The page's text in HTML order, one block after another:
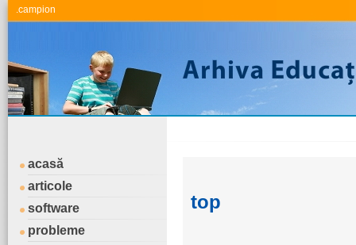
.campion
acasă
articole
software
probleme
top